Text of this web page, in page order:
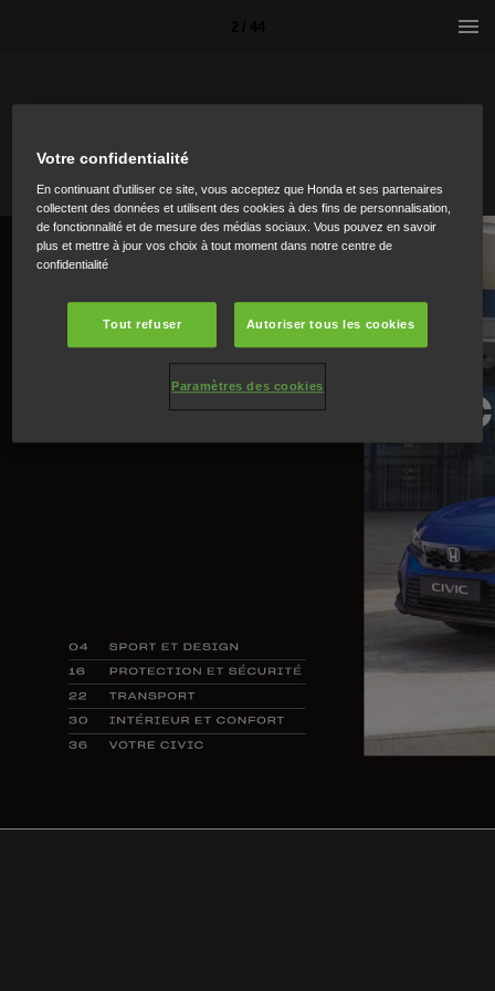
Votre confidentialité
En continuant d'utiliser ce site, vous acceptez que Honda et ses partenaires
collectent des données et utilisent des cookies à des fins de personnalisation,
de fonctionnalité et de mesure des médias sociaux. Vous pouvez en savoir
plus et mettre à jour vos choix à tout moment dans notre centre de
confidentialité
Tout refuser Autoriser tous les cookies
Paramètres des cookies